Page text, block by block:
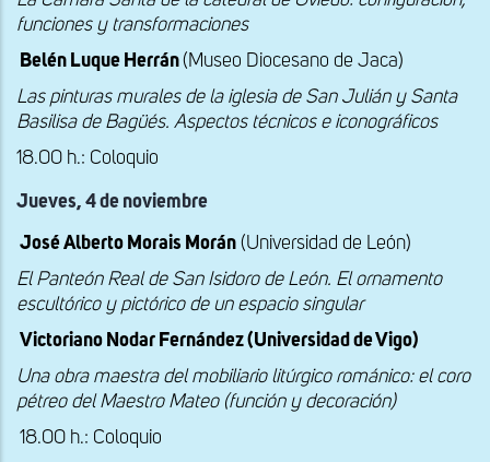
funciones y transformaciones
Belén Luque Herrán(Museo Diocesano de Jaca)
Las pinturas murales de la iglesia de San Julián y Santa
Basilisa de Bagüés. Aspectos técnicos e iconográficos
18.00 h.: Coloquio
Jueves, 4 de noviembre
José Alberto Morais Morán (Universidad de León)
El Panteón Real de San Isidoro de León. El ornamento
escultórico y pictórico de un espacio singular
Victoriano Nodar Fernández (Universidad de Vigo)
Una obra maestra del mobiliario litúrgico románico: el coro
pétreo del Maestro Mateo (función y decoración)
18.00 h.: Coloquio